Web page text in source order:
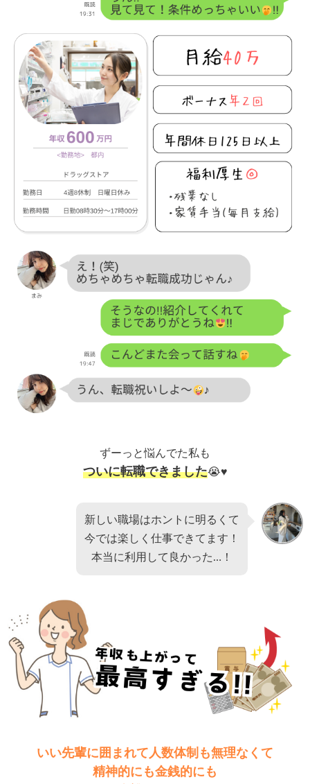
ずーっと悩んでた私も
ついに転職できました😭♥
新しい職場はホントに明るくて
今では楽しく仕事できてます！
本当に利用して良かった…！
いい先輩に囲まれて人数体制も無理なくて
精神的にも金銭的にも